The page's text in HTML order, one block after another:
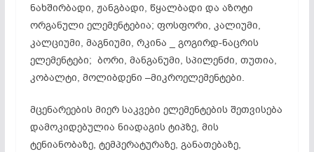
ნახშირბადი, ჟანგბადი, წყალბადი და აზოტი
ორგანული ელემენტებია; ფოსფორი, კალიუმი,
კალციუმი, მაგნიუმი, რკინა _ გოგირდ-ნაცრის
ელემენტები; ბორი, მანგანუმი, სპილენძი, თუთია,
კობალტი, მოლიბდენი –მიკროელემენტები.
მცენარეების მიერ საკვები ელემენტების შეთვისება
დამოკიდებულია ნიადაგის ტიპზე, მის
ტენიანობაზე, ტემპერატურაზე, განათებაზე,